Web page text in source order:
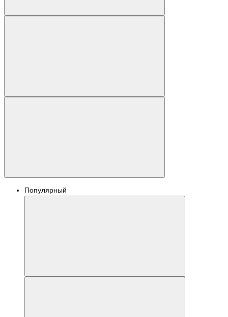
Популярный